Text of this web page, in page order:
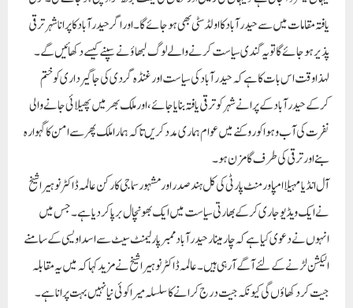
یافتہ مقامات میں سے حیدر آباد کا اولڈ سٹی بھی ہو جائے گا۔ اور اگر حیدر آباد کا پرانا شہر ترقی
پذیر ہو جائے گا تو یہ گندی سیاست کرنے والے لوگ لبھاؤنے سپنے کیسے دکھائیں گے۔
لہذا وقت اس بات کا ہے کہ حیدر آباد کی سیاست اور غنڈہ گردی کی جاگیر داری کو ختم
کرکے حیدر آباد کے پرانے شہر کو ترقی یافتہ بنایا جائے، اور ملک بھر میں پھیلائی جانے والی
نفرت کی آب وہوا کو روکنے میں عوام ہماری مدد کریں تاکہ ہمارا ملک پھر سے امن کا گہوارہ
بنے اور ترقی کی طرف گامزن ہو۔
آل انڈیا مہیلا امپاور منٹ پارٹی کی کل ہند صدر اور مشہور سماجی کارکن عالمہ ڈاکٹر نوہیرا شیخ
نے ایک ویڈیو جاری کر کے بھارتی سیاست میں ایک بھونچال برپا کر دیا ہے۔ جس میں
انہوں نے دعوی کیا ہے کہ چار مینار حیدر آباد ممبر پارلیمنٹ سیٹ سے اسد اویسی کے سامنے
الیکشن لڑنے کے لئے آگے آ رہی ہیں۔ عالمہ ڈاکٹر نوہیرا شیخ نے مزید کہا کہ میں یہ مقابلہ
جیت کر دکھاؤں گی کیونکہ جیت درج کرانے کا سلسلہ میرا کوئی نیا نہیں بہت پرانا ہے۔